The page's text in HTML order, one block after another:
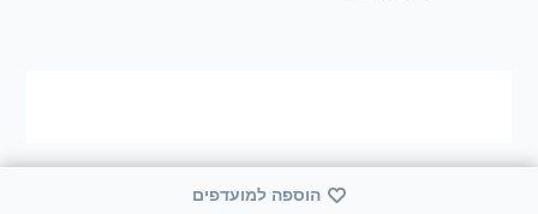
הוספה למועדפים